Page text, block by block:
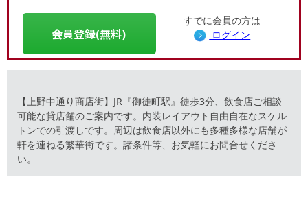
会員登録(無料)
すでに会員の方は
ログイン
【上野中通り商店街】JR『御徒町駅』徒歩3分、飲食店ご相談
可能な貸店舗のご案内です。内装レイアウト自由自在なスケル
トンでの引渡しです。周辺は飲食店以外にも多種多様な店舗が
軒を連ねる繁華街です。諸条件等、お気軽にお問合せくださ
い。